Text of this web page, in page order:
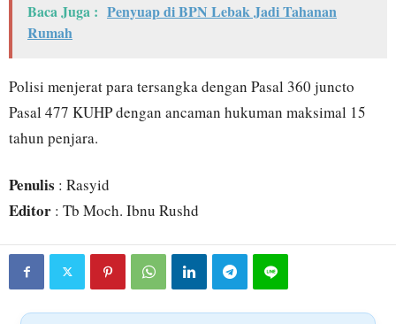
Baca Juga : Penyuap di BPN Lebak Jadi Tahanan
Rumah
Polisi menjerat para tersangka dengan Pasal 360 juncto
Pasal 477 KUHP dengan ancaman hukuman maksimal 15
tahun penjara.
Penulis : Rasyid
Editor : Tb Moch. Ibnu Rushd